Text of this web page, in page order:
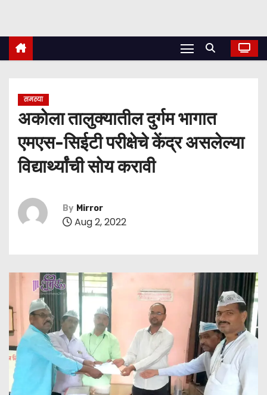
समस्या
अकोला तालुक्यातील दुर्गम भागात
एमएस-सिईटी परीक्षेचे केंद्र असलेल्या
विद्यार्थ्यांची सोय करावी
By Mirror
Aug 2, 2022